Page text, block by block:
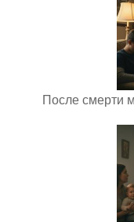
После смерти